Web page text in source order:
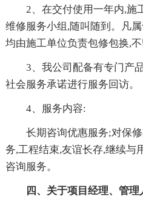
2、在交付使用一年内,施
维修服务小组,随叫随到。凡
均由施工单位负责包修包换,不
3、我公司配备有专门产
社会服务承诺进行服务回访。
4、服务内容:
长期咨询优惠服务;对保
务,工程结束,友谊长存,继续与
咨询服务。
四、关于项目经理、管